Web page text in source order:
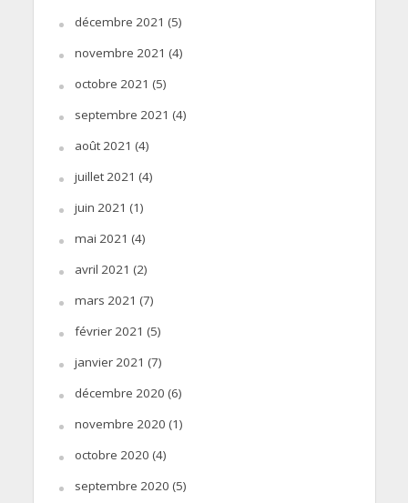
décembre 2021 (5)
novembre 2021 (4)
octobre 2021 (5)
septembre 2021 (4)
août 2021 (4)
juillet 2021 (4)
juin 2021 (1)
mai 2021 (4)
avril 2021 (2)
mars 2021 (7)
février 2021 (5)
janvier 2021 (7)
décembre 2020 (6)
novembre 2020 (1)
octobre 2020 (4)
septembre 2020 (5)